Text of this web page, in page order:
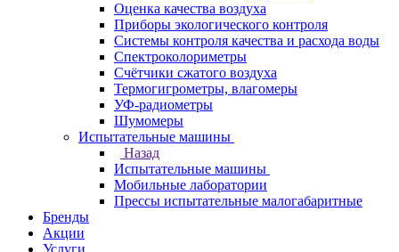
Оценка качества воздуха
Приборы экологического контроля
Системы контроля качества и расхода воды
Спектроколориметры
Счётчики сжатого воздуха
Термогигрометры, влагомеры
УФ-радиометры
Шумомеры
Испытательные машины
Назад
Испытательные машины
Мобильные лаборатории
Прессы испытательные малогабаритные
Бренды
Акции
Услуги